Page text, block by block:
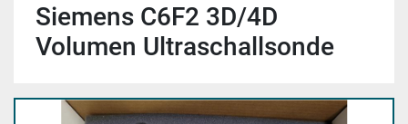
Siemens C6F2 3D/4D
Volumen Ultraschallsonde